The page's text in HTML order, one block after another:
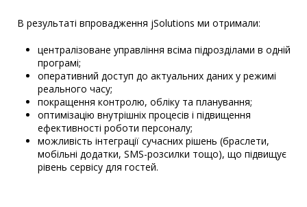
В результаті впровадження jSolutions ми отримали:
централізоване управління всіма підрозділами в одній
програмі;
оперативний доступ до актуальних даних у режимі
реального часу;
покращення контролю, обліку та планування;
оптимізацію внутрішніх процесів і підвищення
ефективності роботи персоналу;
можливість інтеграції сучасних рішень (браслети,
мобільні додатки, SMS-розсилки тощо), що підвищує
рівень сервісу для гостей.